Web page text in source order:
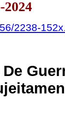
2238-